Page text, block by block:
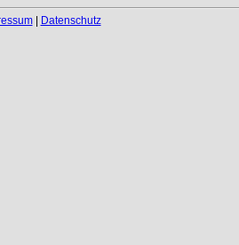
| Datenschutz